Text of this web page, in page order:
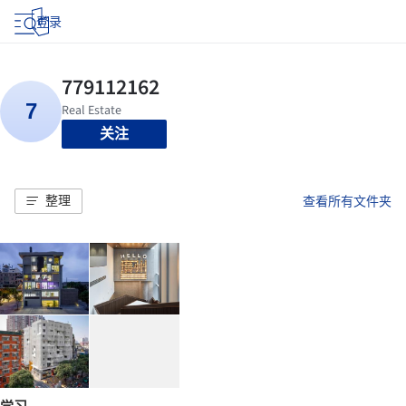
登录
关注
整理 查看所有文件夹